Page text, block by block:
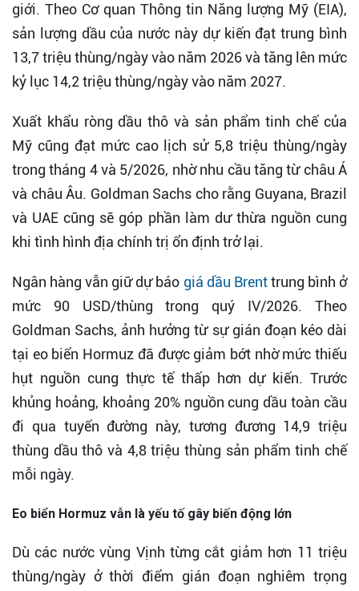
giới. Theo Cơ quan Thông tin Năng lượng Mỹ (EIA),
sản lượng dầu của nước này dự kiến đạt trung bình
13,7 triệu thùng/ngày vào năm 2026 và tăng lên mức
kỷ lục 14,2 triệu thùng/ngày vào năm 2027.
Xuất khẩu ròng dầu thô và sản phẩm tinh chế của
Mỹ cũng đạt mức cao lịch sử 5,8 triệu thùng/ngày
trong tháng 4 và 5/2026, nhờ nhu cầu tăng từ châu Á
và châu Âu. Goldman Sachs cho rằng Guyana, Brazil
và UAE cũng sẽ góp phần làm dư thừa nguồn cung
khi tình hình địa chính trị ổn định trở lại.
Ngân hàng vẫn giữ dự báo giá dầu Brenttrung bình ở
mức 90 USD/thùng trong quý IV/2026. Theo
Goldman Sachs, ảnh hưởng từ sự gián đoạn kéo dài
tại eo biển Hormuz đã được giảm bớt nhờ mức thiếu
hụt nguồn cung thực tế thấp hơn dự kiến. Trước
khủng hoảng, khoảng 20% nguồn cung dầu toàn cầu
đi qua tuyến đường này, tương đương 14,9 triệu
thùng dầu thô và 4,8 triệu thùng sản phẩm tinh chế
mỗi ngày.
Eo biển Hormuz vẫn là yếu tố gây biến động lớn
Dù các nước vùng Vịnh từng cắt giảm hơn 11 triệu
thùng/ngày ở thời điểm gián đoạn nghiêm trọng